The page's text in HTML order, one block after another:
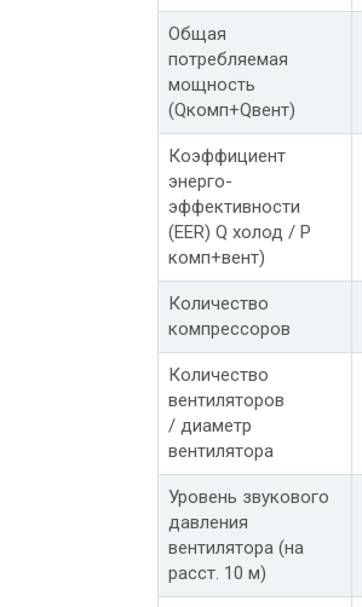
Общая
потребляемая
мощность
(Qкомп+Qвент)
Коэффициент
энерго-
эффективности
(EER) Q холод / P
комп+вент)
Количество
компрессоров
Количество
вентиляторов
/ диаметр
вентилятора
Уровень звукового
давления
вентилятора (на
расст. 10 м)